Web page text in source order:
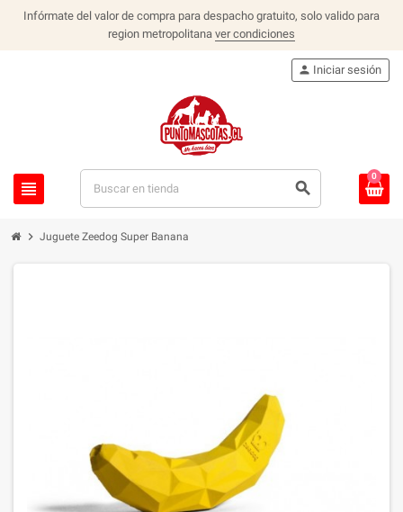
Infórmate del valor de compra para despacho gratuito, solo valido para
region metropolitana ver condiciones
view_headline search
person Iniciar sesión
0
chevron_right Juguete Zeedog Super Banana